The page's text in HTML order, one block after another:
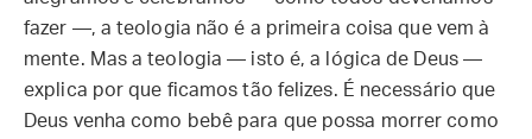
fazer —, a teologia não é a primeira coisa que vem à
mente. Mas a teologia — isto é, a lógica de Deus —
explica por que ficamos tão felizes. É necessário que
Deus venha como bebê para que possa morrer como